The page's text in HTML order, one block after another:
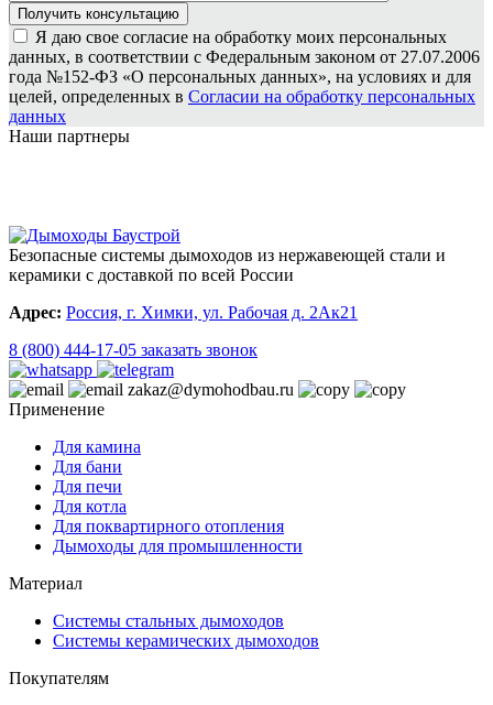
Я даю свое согласие на обработку моих персональных
данных, в соответствии с Федеральным законом от 27.07.2006
года №152-ФЗ «О персональных данных», на условиях и для
целей, определенных в Согласии на обработку персональных
данных
Наши партнеры
Безопасные системы дымоходов из нержавеющей стали и
керамики с доставкой по всей России
Адрес: Россия, г. Химки, ул. Рабочая д. 2Ак21
8 (800) 444-17-05 заказать звонок
zakaz@dymohodbau.ru
Применение
Для камина
Для бани
Для печи
Для котла
Для поквартирного отопления
Дымоходы для промышленности
Материал
Системы стальных дымоходов
Системы керамических дымоходов
Покупателям